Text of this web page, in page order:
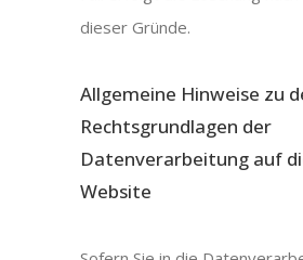
dieser Gründe.
Allgemeine Hinweise zu
Rechtsgrundlagen der
Datenverarbeitung auf
Website